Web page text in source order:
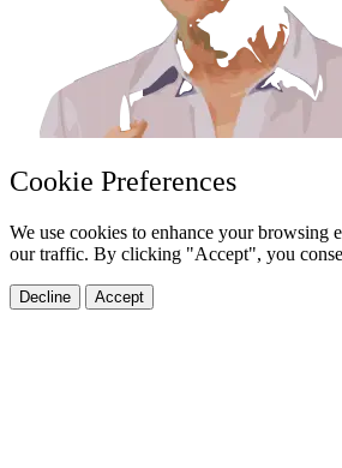
Cookie Preferences
We use cookies to enhance your browsing
our traffic. By clicking "Accept", you
Decline Accept